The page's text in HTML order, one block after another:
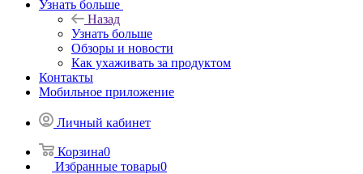
Узнать больше
Назад
Узнать больше
Обзоры и новости
Как ухаживать за продуктом
Контакты
Мобильное приложение
Личный кабинет
Корзина0
Избранные товары0